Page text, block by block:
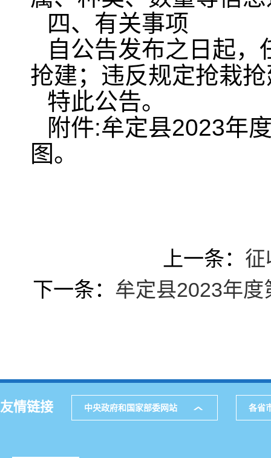
四、有关事项
自公告发布之日起
抢建；违反规定抢栽
特此公告。
附件:牟定县2023年
图。
上一条： 征
下一条： 牟定县2023年
友情链接 中央政府和国家部委网站 各省